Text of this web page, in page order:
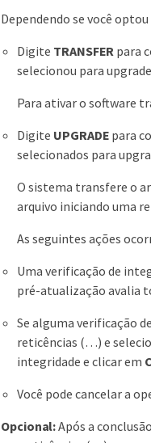
Dependendo se você
Digite TRANSFER para
selecionou para
Para ativar o software
Digite UPGRADE para
selecionados para
O sistema transfere o
arquivo iniciando uma
As seguintes ações
Uma verificação de
pré-atualização avalia
Se alguma verificação
reticências (…​) e
integridade e clicar em
Você pode cancelar a
Opcional:Após a